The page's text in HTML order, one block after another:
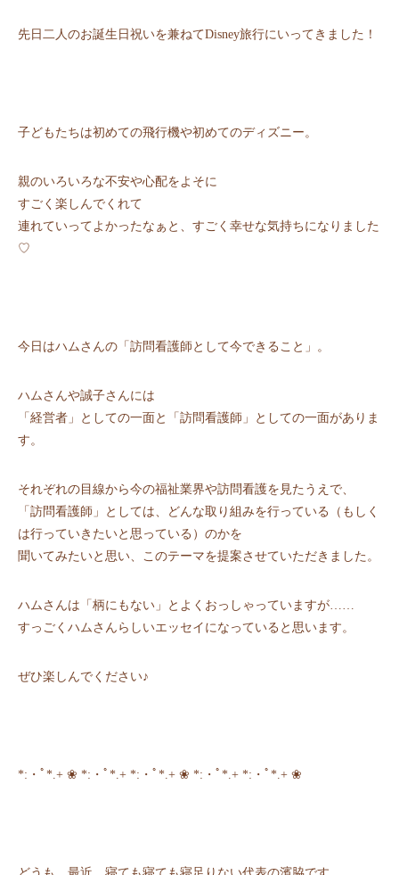
先日二人のお誕生日祝いを兼ねてDisney旅行にいってきました！
子どもたちは初めての飛行機や初めてのディズニー。
親のいろいろな不安や心配をよそに
すごく楽しんでくれて
連れていってよかったなぁと、すごく幸せな気持ちになりました
♡
今日はハムさんの「訪問看護師として今できること」。
ハムさんや誠子さんには
「経営者」としての一面と「訪問看護師」としての一面がありま
す。
それぞれの目線から今の福祉業界や訪問看護を見たうえで、
「訪問看護師」としては、どんな取り組みを行っている（もしく
は行っていきたいと思っている）のかを
聞いてみたいと思い、このテーマを提案させていただきました。
ハムさんは「柄にもない」とよくおっしゃっていますが……
すっごくハムさんらしいエッセイになっていると思います。
ぜひ楽しんでください♪
*:・ﾟ*.+ ❀ *:・ﾟ*.+ *:・ﾟ*.+ ❀ *:・ﾟ*.+ *:・ﾟ*.+ ❀